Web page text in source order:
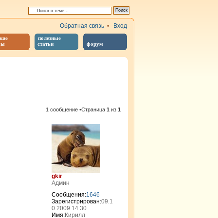
полезные
статьи
форум
Обратная связь • Вход
поиск1 сообщение •Страница 1 из 1
gkir
Админ
Сообщения:1646
Зарегистрирован:09.1
0.2009 14:30
Имя:Кирилл